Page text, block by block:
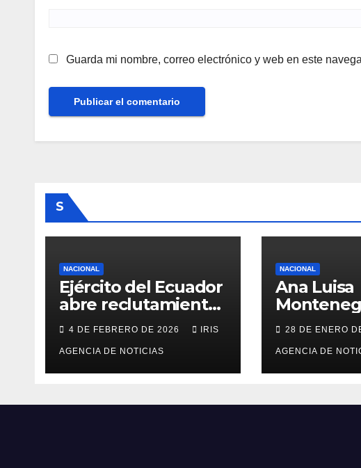
Guarda mi nombre, correo electrónico y web en este
S
NACIONAL
Ejército del Ecuador
abre reclutamiento
para bachilleres a
partir de este
viernes 6 de febrero
4 DE FEBRERO DE 2026 IRIS
AGENCIA DE NOTICIAS
NACIONAL
Ana Luisa
del
Carapaz
Tulcán, a
28 DE ENERO
AGENCIA DE